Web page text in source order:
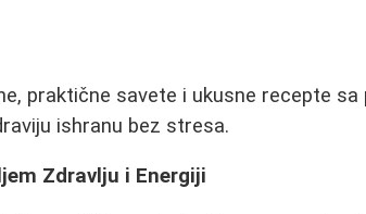
praktične savete i ukusne recepte
ishranu bez stresa.
Zdravlju i Energiji